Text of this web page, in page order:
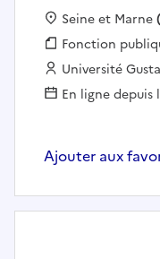
Localisation :
Seine et Marne
Fonction
Fonction
Employeur :
Université
En ligne depuis
Ajouter aux